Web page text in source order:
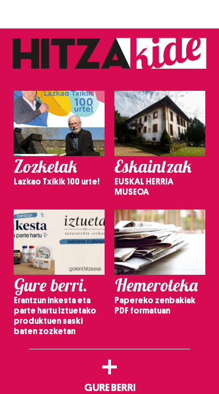
Zozketak
Lazkao Txikik 100 urte!
Eskaintzak
EUSKAL HERRIA
MUSEOA
Gure berri.
Erantzun inkesta eta
parte hartu Iztuetako
produktuen saski
baten zozketan
Hemeroteka
Papereko zenbakiak
PDF formatuan
+
GURE BERRI